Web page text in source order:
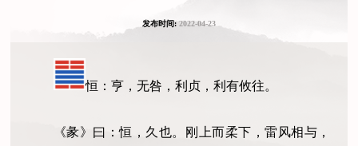
发布时间:2022-04-23
恒：亨，无咎，利贞，利有攸往。
《彖》曰：恒，久也。刚上而柔下，雷风相与，